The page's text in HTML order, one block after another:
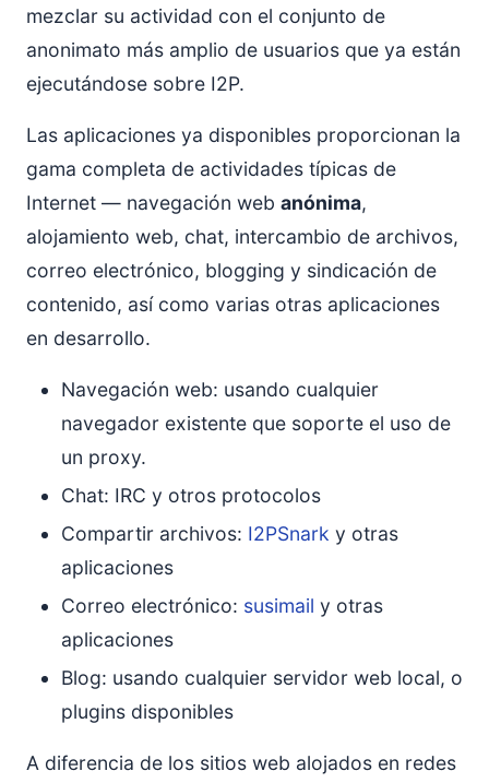
mezclar su actividad con el conjunto de
anonimato más amplio de usuarios que ya están
ejecutándose sobre I2P.
Las aplicaciones ya disponibles proporcionan la
gama completa de actividades típicas de
Internet — navegación web anónima,
alojamiento web, chat, intercambio de archivos,
correo electrónico, blogging y sindicación de
contenido, así como varias otras aplicaciones
en desarrollo.
Navegación web: usando cualquier
navegador existente que soporte el uso de
un proxy.
Chat: IRC y otros protocolos
Compartir archivos: I2PSnark y otras
aplicaciones
Correo electrónico: susimail y otras
aplicaciones
Blog: usando cualquier servidor web local, o
plugins disponibles
A diferencia de los sitios web alojados en redes